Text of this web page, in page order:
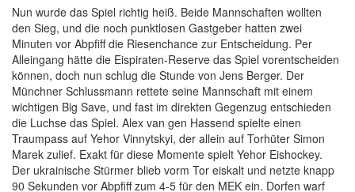
Nun wurde das Spiel richtig heiß. Beide Mannschaften wollten
den Sieg, und die noch punktlosen Gastgeber hatten zwei
Minuten vor Abpfiff die Riesenchance zur Entscheidung. Per
Alleingang hätte die Eispiraten-Reserve das Spiel vorentscheiden
können, doch nun schlug die Stunde von Jens Berger. Der
Münchner Schlussmann rettete seine Mannschaft mit einem
wichtigen Big Save, und fast im direkten Gegenzug entschieden
die Luchse das Spiel. Alex van gen Hassend spielte einen
Traumpass auf Yehor Vinnytskyi, der allein auf Torhüter Simon
Marek zulief. Exakt für diese Momente spielt Yehor Eishockey.
Der ukrainische Stürmer blieb vorm Tor eiskalt und netzte knapp
90 Sekunden vor Abpfiff zum 4-5 für den MEK ein. Dorfen warf